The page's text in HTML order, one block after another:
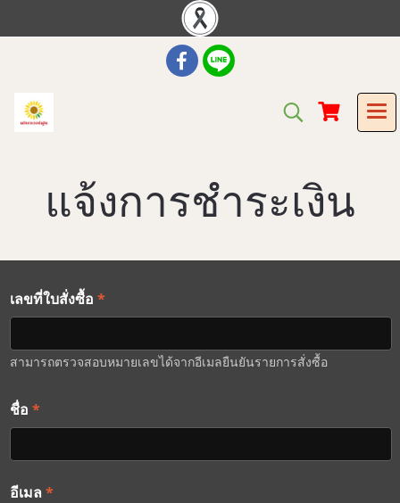
แจ้งการชำระเงิน
เลขที่ใบสั่งซื้อ *
สามารถตรวจสอบหมายเลขได้จากอีเมลยืนยันรายการสั่งซื้อ
ชื่อ *
อีเมล *